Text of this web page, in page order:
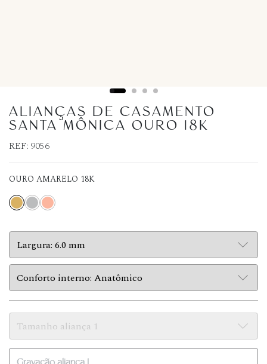
ALIANÇAS DE CASAMENTO
SANTA MÔNICA OURO 18K
REF: 9056
OURO AMARELO 18K